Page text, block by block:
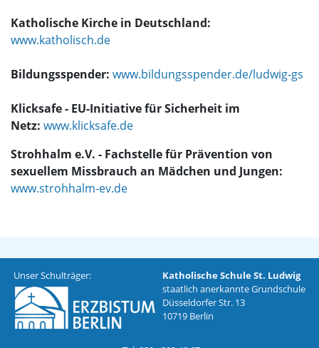
Katholische Kirche in Deutschland:
www.katholisch.de
Bildungsspender: www.bildungsspender.de/ludwig-gs
Klicksafe - EU-Initiative für Sicherheit im
Netz: www.klicksafe.de
Strohhalm e.V. - Fachstelle für Prävention von
sexuellem Missbrauch an Mädchen und Jungen:
www.strohhalm-ev.de
Unser Schulträger:
Katholische Schule St. Ludwig
staatlich anerkannte Grundschule
Düsseldorfer Str. 13
10719 Berlin